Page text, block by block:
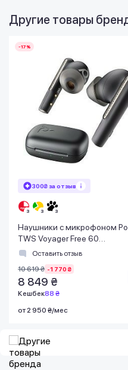
Другие товары
-17%
300₴ за отзыв
Наушники с микрофоном
TWS Voyager Free 60
Earbuds+BT700A+BCHC
Оставить отзыв
10 619 ₴ -1 770 ₴
8 849 ₴
Кешбек88 ₴
от 2 950 ₴/мес